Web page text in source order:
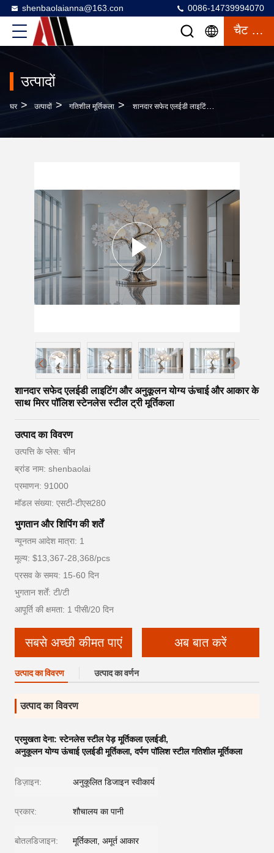
shenbaolaianna@163.con 0086-14739994070
चैट करना
उत्पादों
घर > उत्पादों > गतिशील मूर्तिकला > शानदार सफेद एलईडी लाइटिंग और अनुकूलन योग्य ऊंचाई और आकार के साथ मिरर पॉलिश स्टेनलेस स्टील ट्री मूर्तिकला
शानदार सफेद एलईडी लाइटिंग और अनुकूलन योग्य ऊंचाई और आकार के
साथ मिरर पॉलिश स्टेनलेस स्टील ट्री मूर्तिकला
उत्पाद का विवरण
उत्पत्ति के प्लेस: चीन
ब्रांड नाम: shenbaolai
प्रमाणन: 91000
मॉडल संख्या: एसटी-टीएस280
भुगतान और शिपिंग की शर्तें
न्यूनतम आदेश मात्रा: 1
मूल्य: $13,367-28,368/pcs
प्रसव के समय: 15-60 दिन
भुगतान शर्तें: टी/टी
आपूर्ति की क्षमता: 1 पीसी/20 दिन
सबसे अच्छी कीमत पाएं अब बात करें
उत्पाद का विवरण उत्पाद का वर्णन
उत्पाद का विवरण
प्रमुखता देना:स्टेनलेस स्टील पेड़ मूर्तिकला एलईडी,
अनुकूलन योग्य ऊंचाई एलईडी मूर्तिकला,दर्पण पॉलिश स्टील गतिशील मूर्तिकला
डिज़ाइन: अनुकूलित डिजाइन स्वीकार्य
प्रकार: शौचालय का पानी
बोतलडिजाइन: मूर्तिकला, अमूर्त आकार